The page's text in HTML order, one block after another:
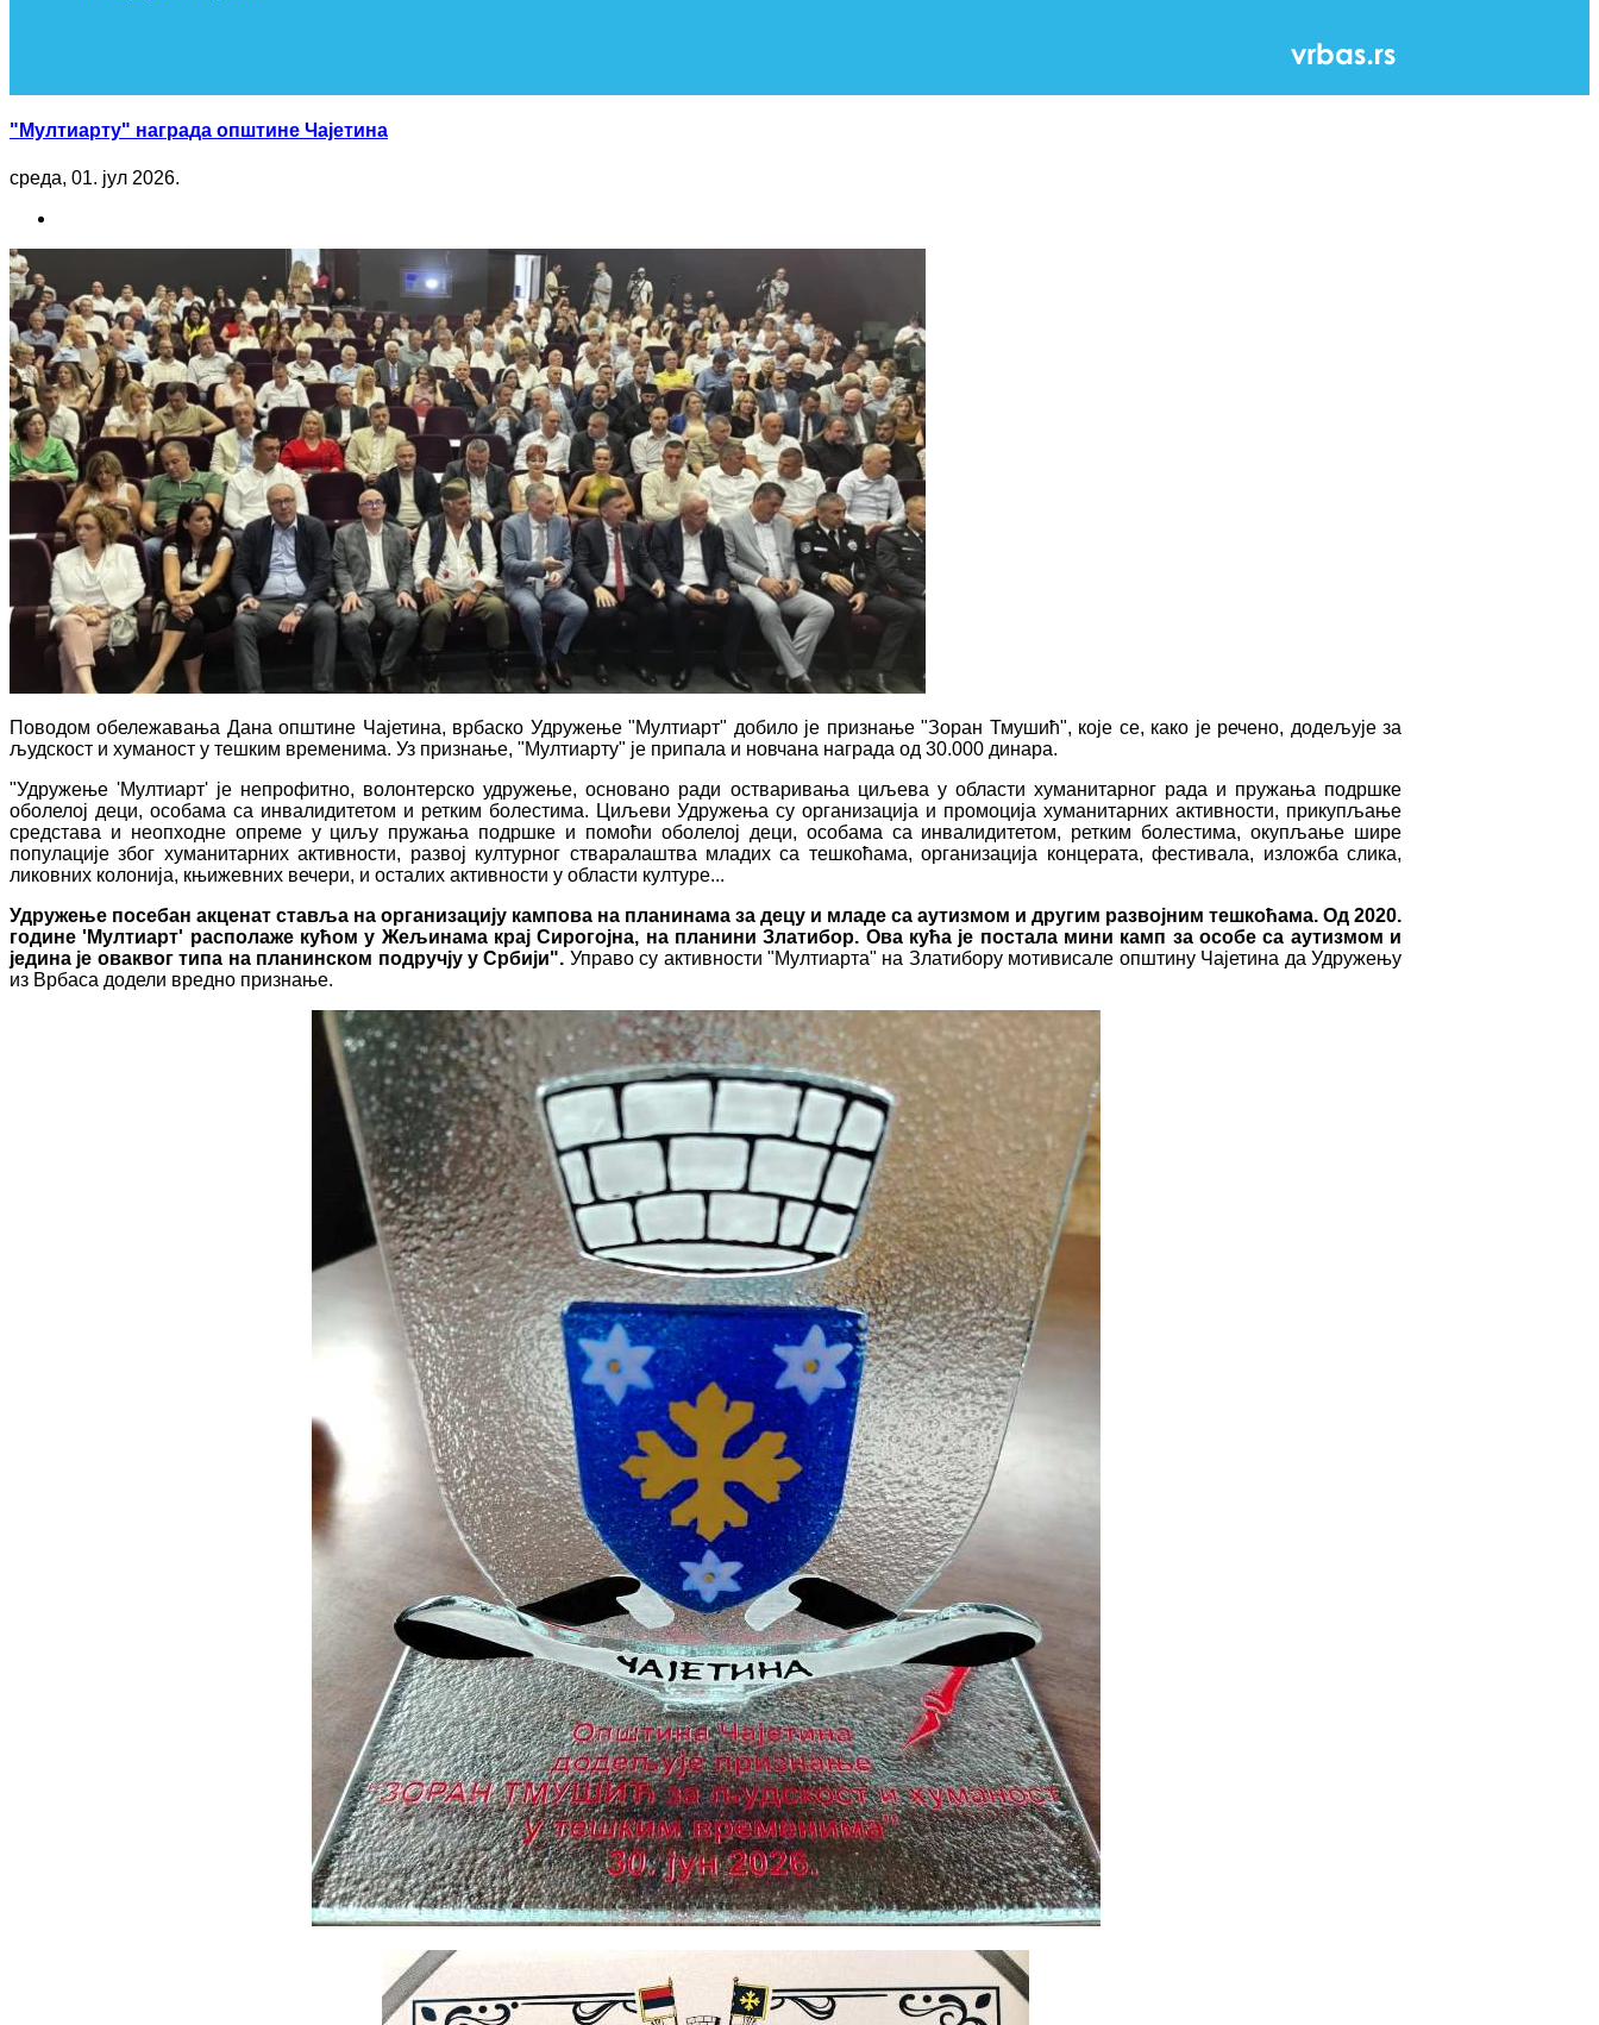
"Мултиарту" награда општине Чајетина
среда, 01. јул 2026.
Поводом обележавања Дана општине Чајетина, врбаско Удружење "Мултиарт" добило је признање "Зоран Тмушић", које се, како је речено, додељује за
људскост и хуманост у тешким временима. Уз признање, "Мултиарту" је припала и новчана награда од 30.000 динара.
"Удружење 'Мултиарт' је непрофитно, волонтерско удружење, основано ради остваривања циљева у области хуманитарног рада и пружања подршке
оболелој деци, особама са инвалидитетом и ретким болестима. Циљеви Удружења су организација и промоција хуманитарних активности, прикупљање
средстава и неопходне опреме у циљу пружања подршке и помоћи оболелој деци, особама са инвалидитетом, ретким болестима, окупљање шире
популације због хуманитарних активности, развој културног стваралаштва младих са тешкоћама, организација концерата, фестивала, изложба слика,
ликовних колонија, књижевних вечери, и осталих активности у области културе...
Удружење посебан акценат ставља на организацију кампова на планинама за децу и младе са аутизмом и другим развојним тешкоћама. Од 2020.
године 'Мултиарт' располаже кућом у Жељинама крај Сирогојна, на планини Златибор. Ова кућа је постала мини камп за особе са аутизмом и
једина је оваквог типа на планинском подручју у Србији". Управо су активности "Мултиарта" на Златибору мотивисале општину Чајетина да Удружењу
из Врбаса додели вредно признање.